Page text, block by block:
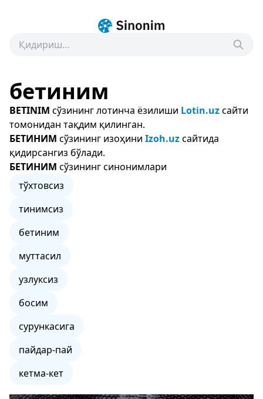
бетиним
BETINIM сўзининг лотинча ёзилиши Lotin.uzсайти
томонидан тақдим қилинган.
БЕТИНИМ сўзининг изоҳини Izoh.uzсайтида
қидирсангиз бўлади.
БЕТИНИМ сўзининг синонимлари
тўхтовсиз
тинимсиз
бетиним
муттасил
узлуксиз
босим
сурункасига
пайдар-пай
кетма-кет